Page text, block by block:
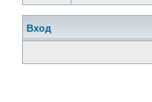
Вход